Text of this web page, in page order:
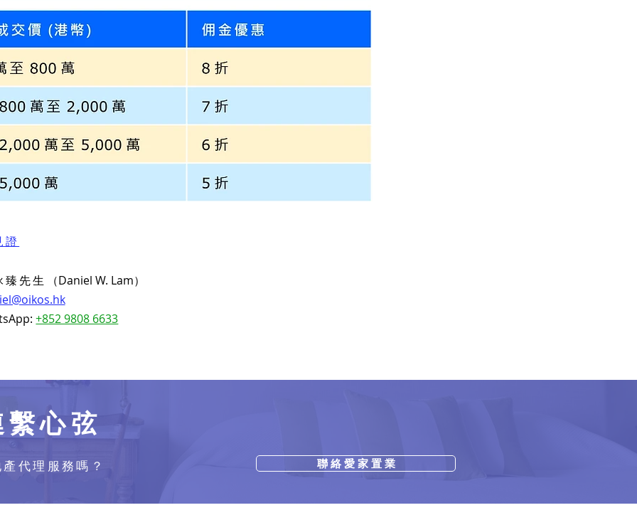
證
臻先生
（Daniel W. Lam）
+852 9808 6633
心弦
代理服務嗎？ 聯 絡 愛 家 置 業